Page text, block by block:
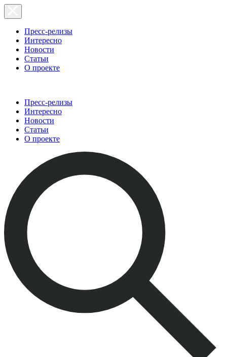
Пресс-релизы
Интересно
Новости
Статьи
О проекте
Пресс-релизы
Интересно
Новости
Статьи
О проекте